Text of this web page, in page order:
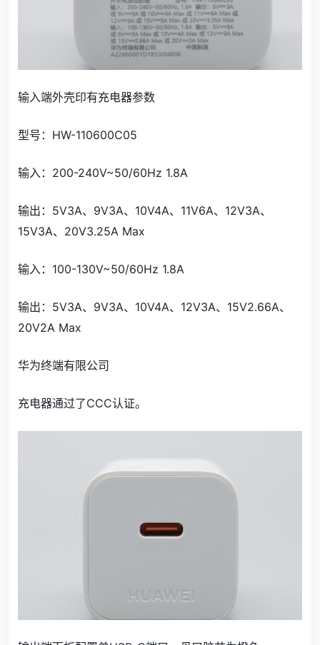
输入端外壳印有充电器参数
型号：HW-110600C05
输入：200-240V~50/60Hz 1.8A
输出：5V3A、9V3A、10V4A、11V6A、12V3A、
15V3A、20V3.25A Max
输入：100-130V~50/60Hz 1.8A
输出：5V3A、9V3A、10V4A、12V3A、15V2.66A、
20V2A Max
华为终端有限公司
充电器通过了CCC认证。